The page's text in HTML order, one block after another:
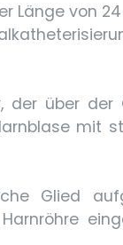
Länge von
der über der
mit
Glied